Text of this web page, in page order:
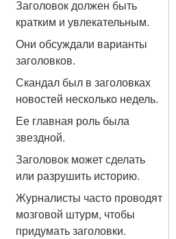
Заголовок должен быть
кратким и увлекательным.
Они обсуждали варианты
заголовков.
Скандал был в заголовках
новостей несколько недель.
Ее главная роль была
звездной.
Заголовок может сделать
или разрушить историю.
Журналисты часто проводят
мозговой штурм, чтобы
придумать заголовки.